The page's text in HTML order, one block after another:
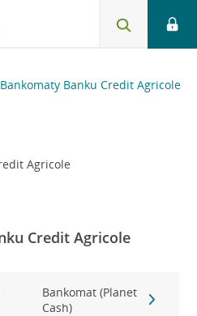
Bankomaty Banku Credit Agricole
Agricole
Credit Agricole
Bankomat (Planet
Cash)